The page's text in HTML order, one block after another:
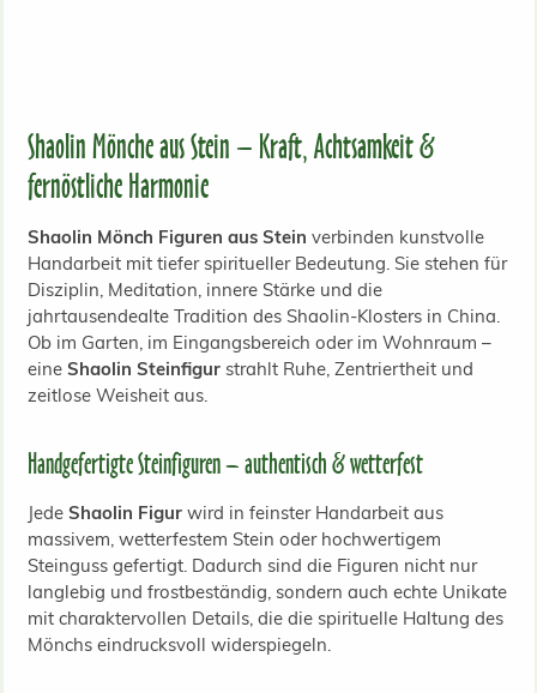
Shaolin Mönche aus Stein – Kraft, Achtsamkeit &
fernöstliche Harmonie
Shaolin Mönch Figuren aus Stein verbinden kunstvolle
Handarbeit mit tiefer spiritueller Bedeutung. Sie stehen für
Disziplin, Meditation, innere Stärke und die
jahrtausendealte Tradition des Shaolin-Klosters in China.
Ob im Garten, im Eingangsbereich oder im Wohnraum –
eine Shaolin Steinfigurstrahlt Ruhe, Zentriertheit und
zeitlose Weisheit aus.
Handgefertigte Steinfiguren – authentisch & wetterfest
Jede Shaolin Figurwird in feinster Handarbeit aus
massivem, wetterfestem Stein oder hochwertigem
Steinguss gefertigt. Dadurch sind die Figuren nicht nur
langlebig und frostbeständig, sondern auch echte Unikate
mit charaktervollen Details, die die spirituelle Haltung des
Mönchs eindrucksvoll widerspiegeln.